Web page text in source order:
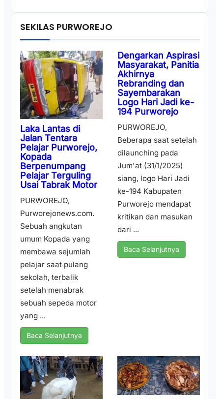
SEKILAS PURWOREJO
Laka Lantas di
Jalan Tentara
Pelajar Purworejo,
Kopada
Berpenumpang
Pelajar Terguling
Usai Tabrak Motor
PURWOREJO,
Purworejonews.com.
Sebuah angkutan
umum Kopada yang
membawa sejumlah
pelajar saat pulang
sekolah, terbalik
setelah menabrak
sebuah sepeda motor
yang ...
Baca Selanjutnya
Dengarkan Aspirasi
Masyarakat, Panitia
Akhirnya
Rebranding dan
Sayembarakan
Logo Hari Jadi ke-
194 Purworejo
PURWOREJO,
Beberapa saat setelah
dilaunching pada
Jum'at (31/1/2025)
siang, logo Hari Jadi
ke-194 Kabupaten
Purworejo mendapat
kritikan dan masukan
dari ...
Baca Selanjutnya